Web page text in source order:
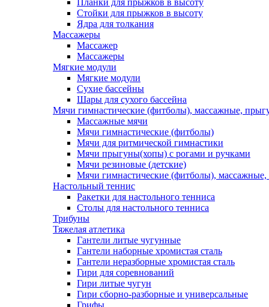
Планки для прыжков в высоту
Стойки для прыжков в высоту
Ядра для толкания
Массажеры
Массажер
Массажеры
Мягкие модули
Мягкие модули
Сухие бассейны
Шары для сухого бассейна
Мячи гимнастические (фитболы), массажные,
Массажные мячи
Мячи гимнастические (фитболы)
Мячи для ритмической гимнастики
Мячи прыгуны(хопы) с рогами и ручками
Мячи резиновые (детские)
Мячи гимнастические (фитболы),
Настольный теннис
Ракетки для настольного тенниса
Столы для настольного тенниса
Трибуны
Тяжелая атлетика
Гантели литые чугунные
Гантели наборные хромистая сталь
Гантели неразборные хромистая сталь
Гири для соревнований
Гири литые чугун
Гири сборно-разборные и универсальные
Грифы